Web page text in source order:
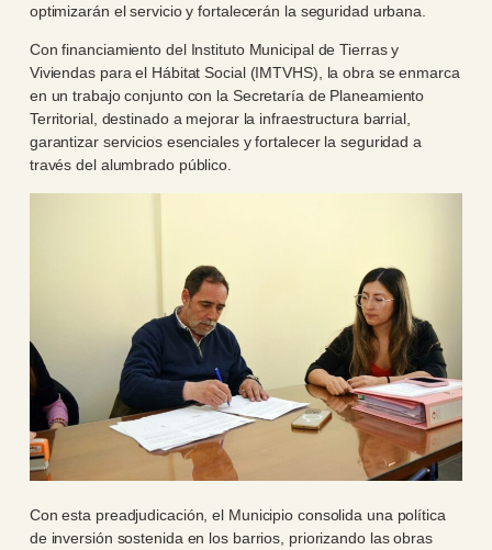
optimizarán el servicio y fortalecerán la seguridad urbana.
Con financiamiento del Instituto Municipal de Tierras y
Viviendas para el Hábitat Social (IMTVHS), la obra se enmarca
en un trabajo conjunto con la Secretaría de Planeamiento
Territorial, destinado a mejorar la infraestructura barrial,
garantizar servicios esenciales y fortalecer la seguridad a
través del alumbrado público.
Con esta preadjudicación, el Municipio consolida una política
de inversión sostenida en los barrios, priorizando las obras